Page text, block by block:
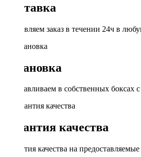
Доставка
Доставляем заказ в течении 24ч в
Установка
Устанавливаем в собственных боксах
Гарантия качества
Гарантия качества на